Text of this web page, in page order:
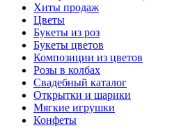
Хиты продаж
Цветы
Букеты из роз
Букеты цветов
Композиции из цветов
Розы в колбах
Свадебный каталог
Открытки и шарики
Мягкие игрушки
Конфеты